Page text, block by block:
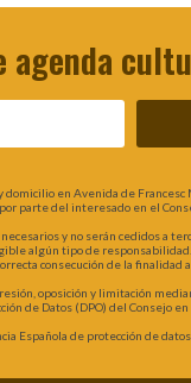
agenda
en Avenida de
parte del interesado en el
y no serán cedidos a
algún tipo de responsabilidad.
consecución de la finalidad
oposición y limitación
de Datos (DPO) del Consejo
Española de protección de datos.